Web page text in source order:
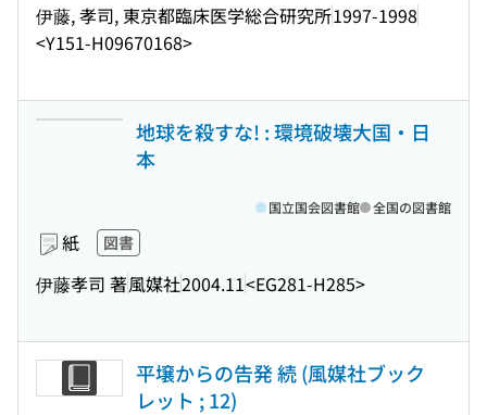
伊藤, 孝司, 東京都臨床医学総合研究所1997-1998
<Y151-H09670168>
地球を殺すな! : 環境破壊大国・日
本
紙 図書
伊藤孝司 著風媒社2004.11<EG281-H285>
国立国会図書館 全国の図書館
平壌からの告発 続 (風媒社ブック
レット ; 12)